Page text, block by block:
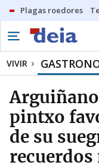
Plagas roedores
VIVIR
pintxo
de su